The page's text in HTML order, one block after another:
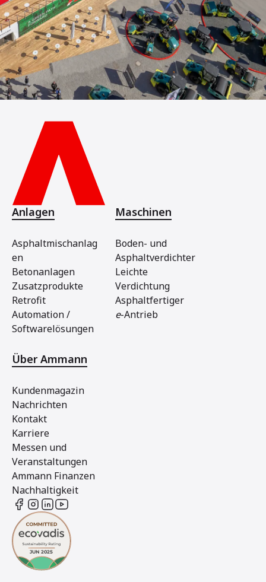
Anlagen
Asphaltmischanlag
en
Betonanlagen
Zusatzprodukte
Retrofit
Automation /
Softwarelösungen
Maschinen
Boden- und
Asphaltverdichter
Leichte
Verdichtung
Asphaltfertiger
e-Antrieb
Über Ammann
Kundenmagazin
Nachrichten
Kontakt
Karriere
Messen und
Veranstaltungen
Ammann Finanzen
Nachhaltigkeit